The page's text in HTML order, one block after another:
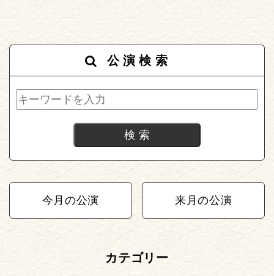
公演検索
今月の公演 来月の公演
カテゴリー